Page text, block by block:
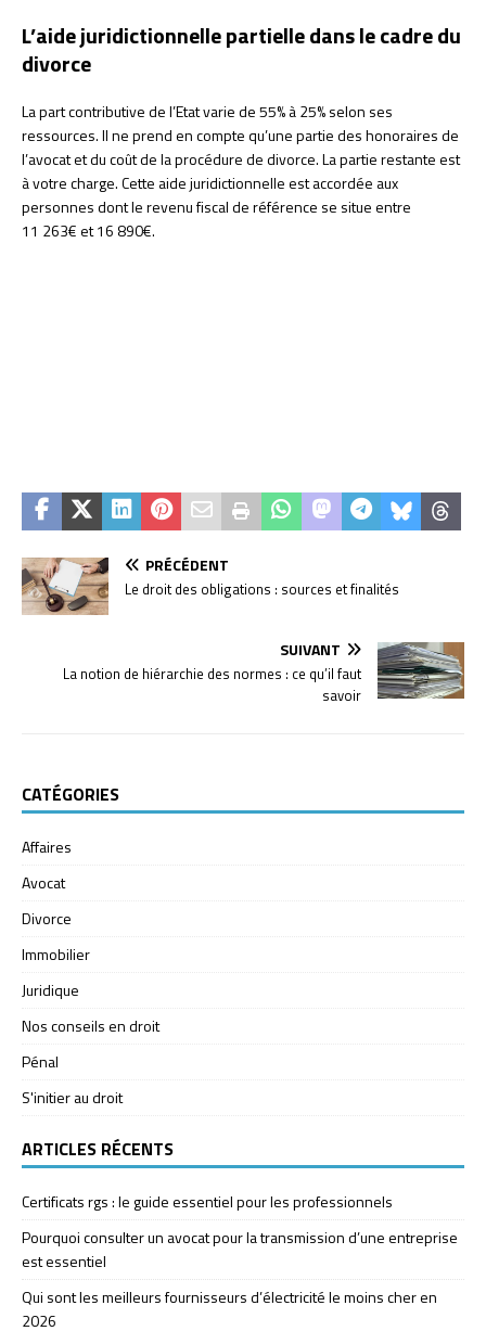
L’aide juridictionnelle partielle dans le cadre du
divorce
La part contributive de l’Etat varie de 55% à 25% selon ses
ressources. Il ne prend en compte qu’une partie des honoraires de
l’avocat et du coût de la procédure de divorce. La partie restante est
à votre charge. Cette aide juridictionnelle est accordée aux
personnes dont le revenu fiscal de référence se situe entre
11 263€ et 16 890€.
PRÉCÉDENT
Le droit des obligations : sources et finalités
SUIVANT
La notion de hiérarchie des normes : ce qu’il faut
savoir
CATÉGORIES
Affaires
Avocat
Divorce
Immobilier
Juridique
Nos conseils en droit
Pénal
S'initier au droit
ARTICLES RÉCENTS
Certificats rgs : le guide essentiel pour les professionnels
Pourquoi consulter un avocat pour la transmission d’une entreprise
est essentiel
Qui sont les meilleurs fournisseurs d’électricité le moins cher en
2026